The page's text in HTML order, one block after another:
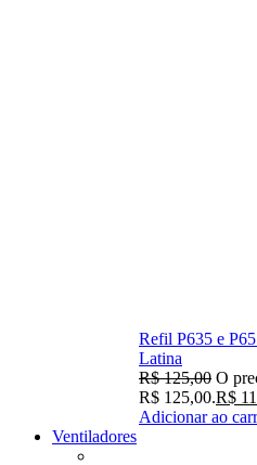
Refil P635 e
Latina
R$125,00 O
R$ 125,00.R$
Adicionar ao
Ventiladores